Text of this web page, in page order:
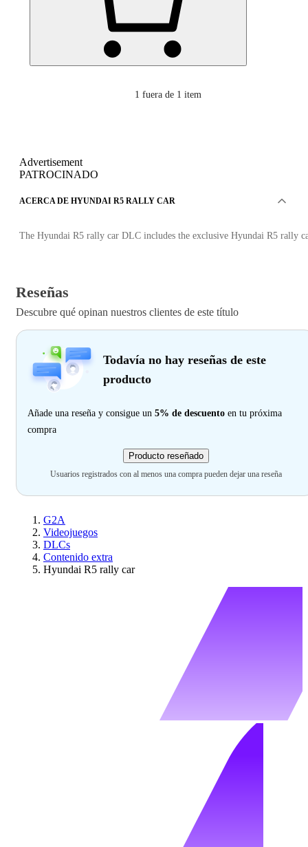
1 fuera de 1 item
Advertisement
PATROCINADO
ACERCA DE HYUNDAI R5 RALLY CAR
The Hyundai R5 rally car DLC includes the exclusive Hyundai R5 rally
Reseñas
Descubre qué opinan nuestros clientes de este título
Todavía no hay reseñas de este
producto
Añade una reseña y consigue un 5% de descuento en tu próxima
compra
Producto reseñado
Usuarios registrados con al menos una compra pueden dejar una reseña
G2A
Videojuegos
DLCs
Contenido extra
Hyundai R5 rally car